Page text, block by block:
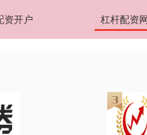
资开户 杠杆配资